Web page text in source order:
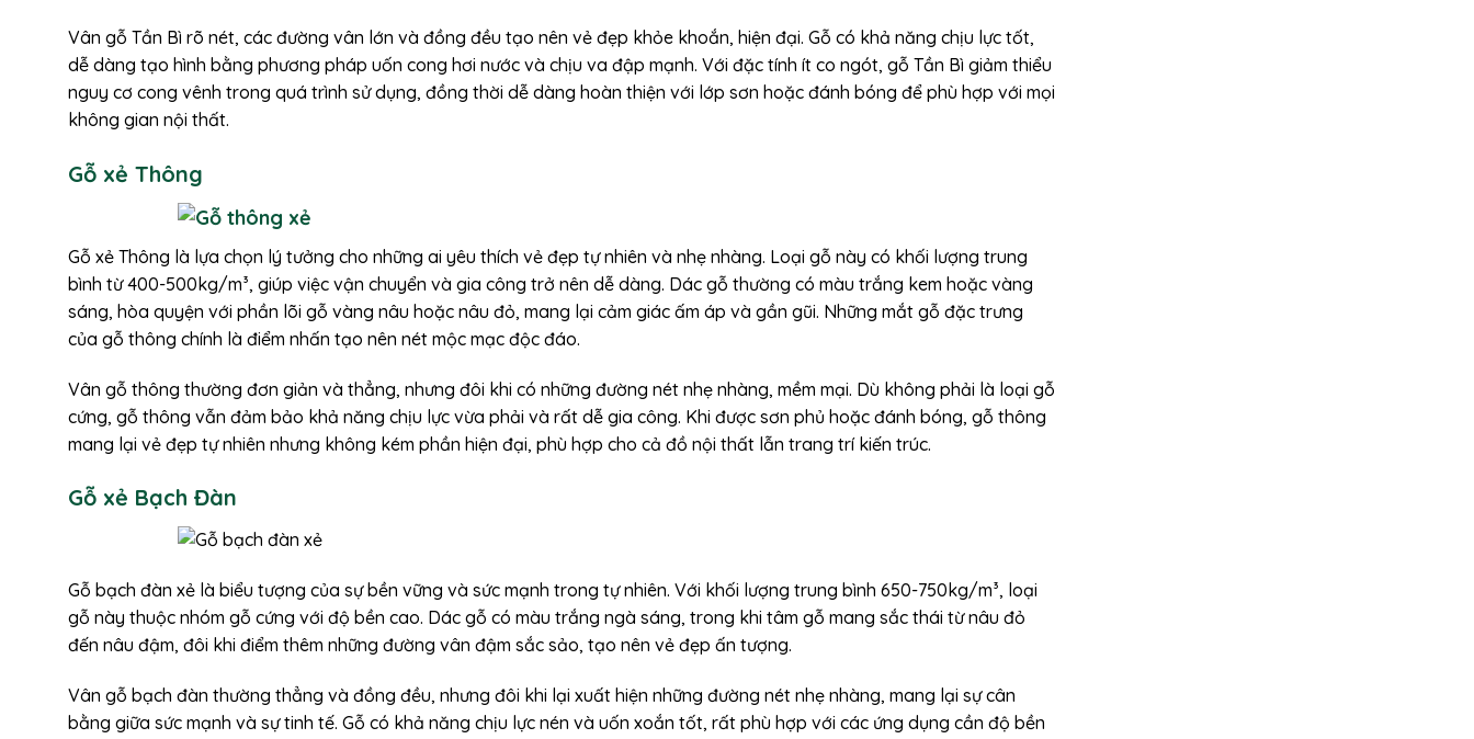
Vân gỗ Tần Bì rõ nét, các đường vân lớn và đồng đều tạo nên vẻ đẹp khỏe khoắn, hiện đại. Gỗ có khả năng chịu lực tốt,
dễ dàng tạo hình bằng phương pháp uốn cong hơi nước và chịu va đập mạnh. Với đặc tính ít co ngót, gỗ Tần Bì giảm thiểu
nguy cơ cong vênh trong quá trình sử dụng, đồng thời dễ dàng hoàn thiện với lớp sơn hoặc đánh bóng để phù hợp với mọi
không gian nội thất.
Gỗ xẻ Thông
Gỗ xẻ Thông là lựa chọn lý tưởng cho những ai yêu thích vẻ đẹp tự nhiên và nhẹ nhàng. Loại gỗ này có khối lượng trung
bình từ 400-500kg/m³, giúp việc vận chuyển và gia công trở nên dễ dàng. Dác gỗ thường có màu trắng kem hoặc vàng
sáng, hòa quyện với phần lõi gỗ vàng nâu hoặc nâu đỏ, mang lại cảm giác ấm áp và gần gũi. Những mắt gỗ đặc trưng
của gỗ thông chính là điểm nhấn tạo nên nét mộc mạc độc đáo.
Vân gỗ thông thường đơn giản và thẳng, nhưng đôi khi có những đường nét nhẹ nhàng, mềm mại. Dù không phải là loại gỗ
cứng, gỗ thông vẫn đảm bảo khả năng chịu lực vừa phải và rất dễ gia công. Khi được sơn phủ hoặc đánh bóng, gỗ thông
mang lại vẻ đẹp tự nhiên nhưng không kém phần hiện đại, phù hợp cho cả đồ nội thất lẫn trang trí kiến trúc.
Gỗ xẻ Bạch Đàn
Gỗ bạch đàn xẻ là biểu tượng của sự bền vững và sức mạnh trong tự nhiên. Với khối lượng trung bình 650-750kg/m³, loại
gỗ này thuộc nhóm gỗ cứng với độ bền cao. Dác gỗ có màu trắng ngà sáng, trong khi tâm gỗ mang sắc thái từ nâu đỏ
đến nâu đậm, đôi khi điểm thêm những đường vân đậm sắc sảo, tạo nên vẻ đẹp ấn tượng.
Vân gỗ bạch đàn thường thẳng và đồng đều, nhưng đôi khi lại xuất hiện những đường nét nhẹ nhàng, mang lại sự cân
bằng giữa sức mạnh và sự tinh tế. Gỗ có khả năng chịu lực nén và uốn xoắn tốt, rất phù hợp với các ứng dụng cần độ bền